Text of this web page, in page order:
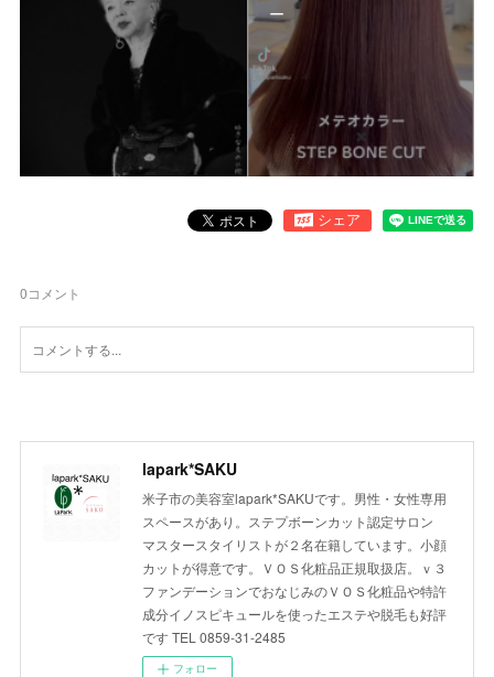
ー
0コメント
lapark*SAKU
米子市の美容室lapark*SAKUです。男性・女性専用
スペースがあり。ステプボーンカット認定サロン
マスタースタイリストが２名在籍しています。小顔
カットが得意です。ＶＯＳ化粧品正規取扱店。ｖ３
ファンデーションでおなじみのＶＯＳ化粧品や特許
成分イノスピキュールを使ったエステや脱毛も好評
です TEL 0859-31-2485
フォロー